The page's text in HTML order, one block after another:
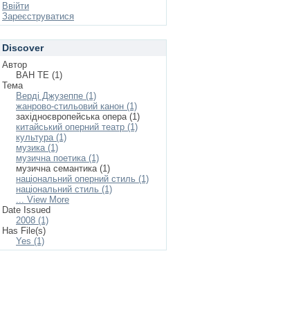
Ввійти
Зареєструватися
Discover
Автор
ВАН ТЕ (1)
Тема
Верді Джузеппе (1)
жанрово-стильовий канон (1)
західноєвропейська опера (1)
китайський оперний театр (1)
культура (1)
музика (1)
музична поетика (1)
музична семантика (1)
національний оперний стиль (1)
національний стиль (1)
... View More
Date Issued
2008 (1)
Has File(s)
Yes (1)